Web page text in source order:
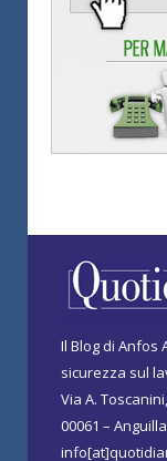
Il Blog di Anfos
sicurezza sul
Via A.
00061 –